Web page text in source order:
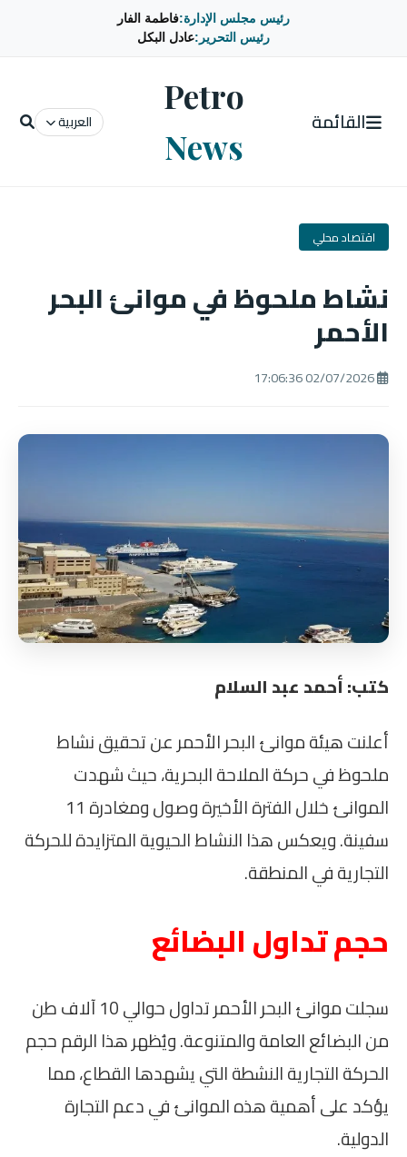
رئيس مجلس الإدارة:فاطمة الفار
رئيس التحرير:عادل البكل
القائمة
Petro
News
العربية
اقتصاد محلي
نشاط ملحوظ في موانئ البحر
الأحمر
كتب: أحمد عبد السلام
أعلنت هيئة موانئ البحر الأحمر عن تحقيق نشاط
ملحوظ في حركة الملاحة البحرية، حيث شهدت
الموانئ خلال الفترة الأخيرة وصول ومغادرة 11
سفينة. ويعكس هذا النشاط الحيوية المتزايدة للحركة
التجارية في المنطقة.
حجم تداول البضائع
سجلت موانئ البحر الأحمر تداول حوالي 10 آلاف طن
من البضائع العامة والمتنوعة. ويُظهر هذا الرقم حجم
الحركة التجارية النشطة التي يشهدها القطاع، مما
يؤكد على أهمية هذه الموانئ في دعم التجارة
الدولية.